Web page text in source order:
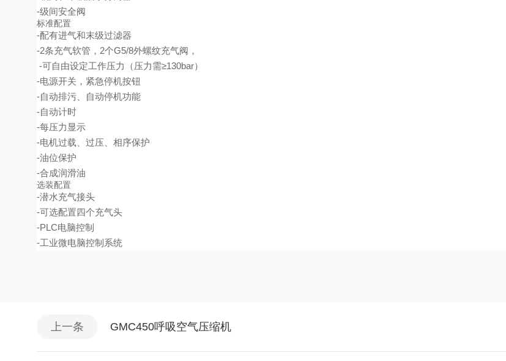
-级间安全阀
标准配置
-配有进气和末级过滤器
-2条充气软管，2个G5/8外螺纹充气阀，
-可自由设定工作压力（压力需≥130bar）
-电源开关，紧急停机按钮
-自动排污、自动停机功能
-自动计时
-每压力显示
-电机过载、过压、相序保护
-油位保护
-合成润滑油
选装配置
-潜水充气接头
-可选配置四个充气头
-PLC电脑控制
-工业微电脑控制系统
上一条 GMC450呼吸空气压缩机